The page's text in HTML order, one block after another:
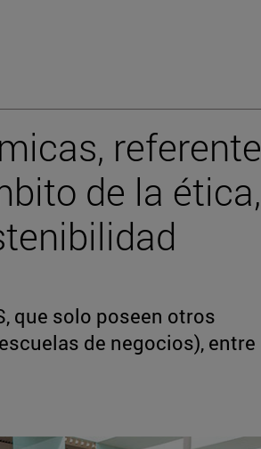
referente
de la ética,
que solo poseen otros
de negocios), entre